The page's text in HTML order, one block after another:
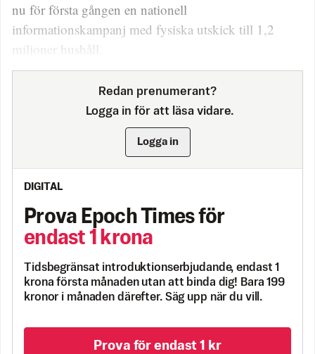
nu för första gången en nationell
informationskampanj med fysiska utskick till 1,2
miljoner hushåll.
Redan prenumerant?
Logga in för att läsa vidare.
Logga in
DIGITAL
Prova Epoch Times för
endast 1 krona
Tidsbegränsat introduktionserbjudande, endast 1
krona första månaden utan att binda dig! Bara 199
kronor i månaden därefter. Säg upp när du vill.
Prova för endast 1 kr